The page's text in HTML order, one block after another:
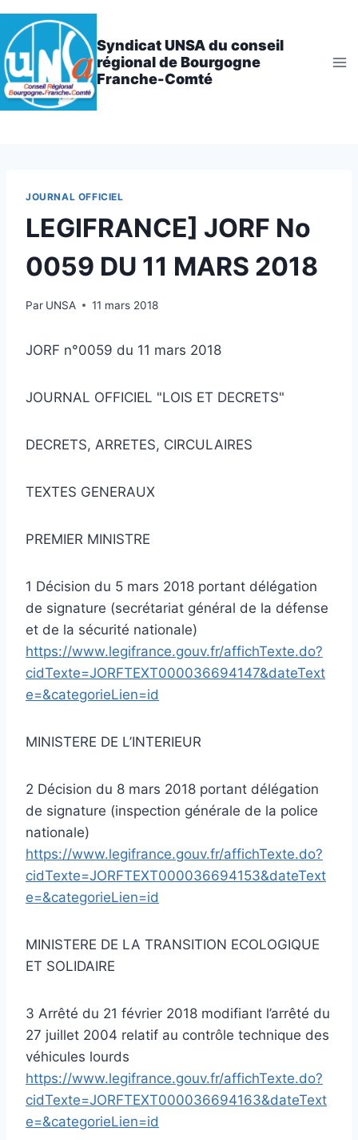
Aller
au
contenu
Syndicat UNSA du conseil
régional de Bourgogne
Franche-Comté
JOURNAL OFFICIEL
LEGIFRANCE] JORF No
0059 DU 11 MARS 2018
Par UNSA 11 mars 2018
JORF n°0059 du 11 mars 2018
JOURNAL OFFICIEL "LOIS ET DECRETS"
DECRETS, ARRETES, CIRCULAIRES
TEXTES GENERAUX
PREMIER MINISTRE
1 Décision du 5 mars 2018 portant délégation
de signature (secrétariat général de la défense
et de la sécurité nationale)
https://www.legifrance.gouv.fr/affichTexte.do?
cidTexte=JORFTEXT000036694147&dateText
e=&categorieLien=id
MINISTERE DE L’INTERIEUR
2 Décision du 8 mars 2018 portant délégation
de signature (inspection générale de la police
nationale)
https://www.legifrance.gouv.fr/affichTexte.do?
cidTexte=JORFTEXT000036694153&dateText
e=&categorieLien=id
MINISTERE DE LA TRANSITION ECOLOGIQUE
ET SOLIDAIRE
3 Arrêté du 21 février 2018 modifiant l’arrêté du
27 juillet 2004 relatif au contrôle technique des
véhicules lourds
https://www.legifrance.gouv.fr/affichTexte.do?
cidTexte=JORFTEXT000036694163&dateText
e=&categorieLien=id